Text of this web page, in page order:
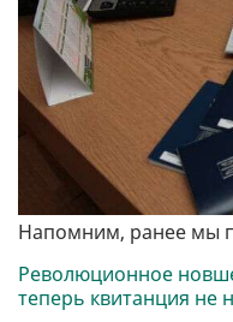
Напомним, ранее мы
Революционное
теперь квитанция не